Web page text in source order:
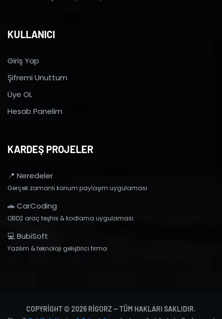
KULLANICI
Giriş Yap
Şifremi Unuttum
Üye OL
Hesab Panelim
KARDEŞ PROJELER
📍 Neredeler
Gerçek zamanlı konum paylaşım uygulaması
🚗 CarCoding
OBD2 araç teşhis & kodlama uygulaması
💻 BubiSoft
Yazılım & teknoloji geliştirici firma
COPYRIGHT © 2026 RIGORZ — TÜM HAKLARI SAKLIDIR.